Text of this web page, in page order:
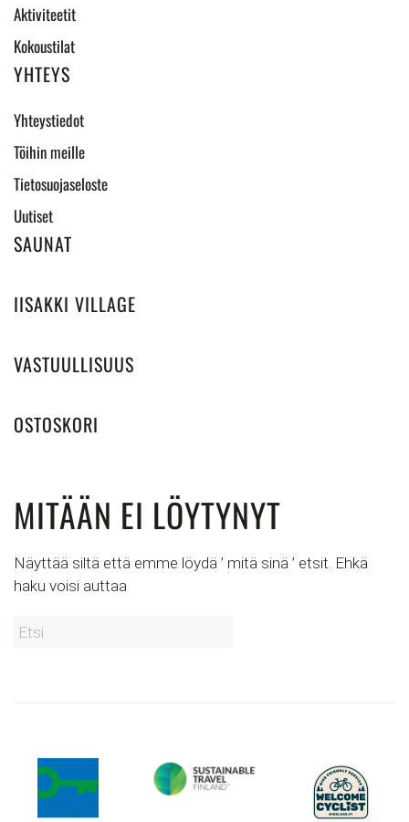
Aktiviteetit
Kokoustilat
YHTEYS
Yhteystiedot
Töihin meille
Tietosuojaseloste
Uutiset
SAUNAT
IISAKKI VILLAGE
VASTUULLISUUS
OSTOSKORI
MITÄÄN EI LÖYTYNYT
Näyttää siltä että emme löydä ’ mitä sinä ’ etsit. Ehkä
haku voisi auttaa